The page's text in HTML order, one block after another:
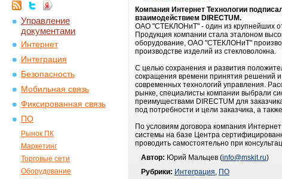
Управление
документами
Интернет
Интеграция
Безопасность
Мобильная связь
Фиксированная связь
ПО
Рынок ПК
Маркетинг
Торговые сети
Оборудование
Компания Интернет Технологии
взаимодействием DIRECTUM.
ОАО "СТЕКЛОНиТ" - один из крупнейших
Продукция компании стала эталоном
оборудование, ОАО "СТЕКЛОНиТ"
производстве изделий из стекловолокна.
С целью сохранения и развития
сокращения времени принятия решений
современных технологий управления.
рынке, специалисты компании выбрали
преимуществами DIRECTUM для
под потребности и цели заказчика, а
По условиям договора компания
системы на базе Центра
проводить самостоятельно при
Автор: Юрий Мальцев (info@mskit.ru)
Рубрики: Интеграция, ПО